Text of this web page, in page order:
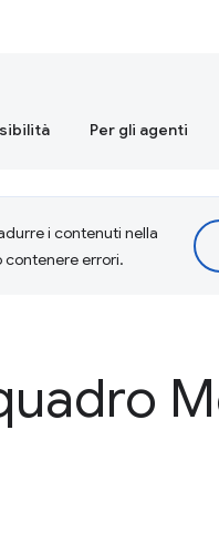
Per gli agenti
i contenuti nella
errori.